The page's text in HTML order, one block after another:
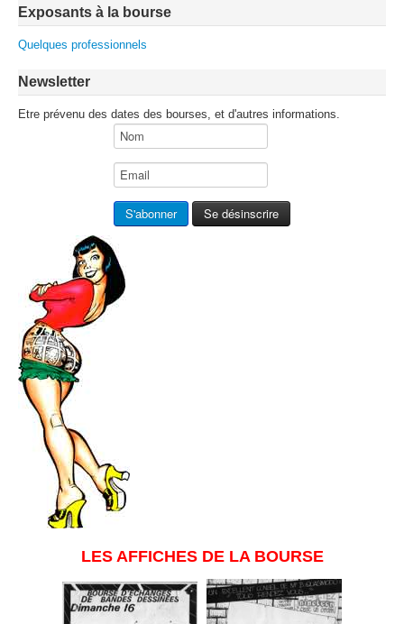
Exposants à la bourse
Quelques professionnels
Newsletter
Etre prévenu des dates des bourses, et d'autres informations.
LES AFFICHES DE LA BOURSE